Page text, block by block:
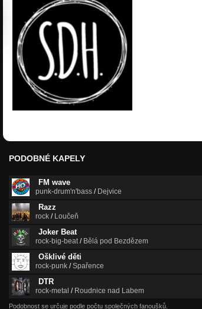
PODOBNÉ KAPELY
FM wave
punk-drum'n'bass / Dejvice
Razz
rock / Loučeň
Joker Beat
rock-big-beat/ Bělá pod Bezdězem
Ošklivé děti
rock-punk /Spařence
DTR
rock-metal / Roudnice nad Labem
Podobnost se určuje podle počtu společných fanoušků.